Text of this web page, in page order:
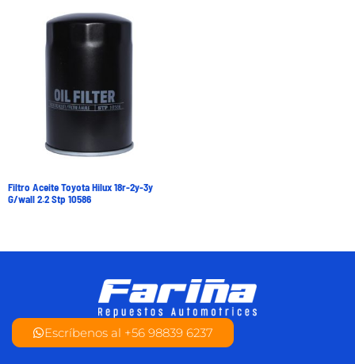
Filtro Aceite Toyota Hilux 18r-2y-3y
G/wall 2.2 Stp 10586
Escríbenos al +56 98839 6237